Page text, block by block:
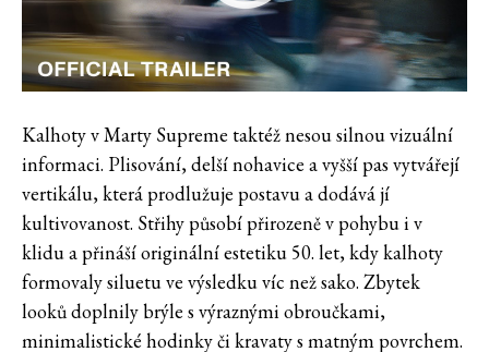
Kalhoty v Marty Supreme taktéž nesou silnou vizuální
informaci. Plisování, delší nohavice a vyšší pas vytvářejí
vertikálu, která prodlužuje postavu a dodává jí
kultivovanost. Střihy působí přirozeně v pohybu i v
klidu a přináší originální estetiku 50. let, kdy kalhoty
formovaly siluetu ve výsledku víc než sako. Zbytek
looků doplnily brýle s výraznými obroučkami,
minimalistické hodinky či kravaty s matným povrchem.